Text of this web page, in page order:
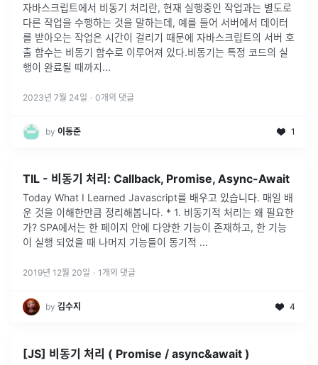
자바스크립트에서 비동기 처리란, 현재 실행중인 작업과는 별도로
다른 작업을 수행하는 것을 말하는데, 예를 들어 서버에서 데이터
를 받아오는 작업은 시간이 걸리기 때문에 자바스크립트의 서버 호
출 함수는 비동기 함수로 이루어져 있다.비동기는 특정 코드의 실
행이 완료될 때까지...
2023년 7월 24일 · 0개의 댓글
by 이동준 1
TIL - 비동기 처리: Callback, Promise, Async-Await
Today What I Learned Javascript를 배우고 있습니다. 매일 배
운 것을 이해한만큼 정리해봅니다. * 1. 비동기적 처리는 왜 필요한
가? SPA에서는 한 페이지 안에 다양한 기능이 존재하고, 한 기능
이 실행 되었을 때 나머지 기능들이 동기적 ...
2019년 12월 20일 · 1 개의 댓글
by 김수지 4
[JS] 비동기 처리 ( Promise / async&await )